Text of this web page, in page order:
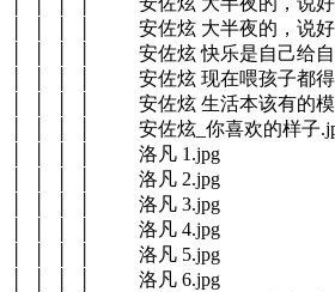
│ │ │ │ 安佐炫 大半夜的，说好
│ │ │ │ 安佐炫 快乐是自己给自
│ │ │ │ 安佐炫 现在喂孩子都得
│ │ │ │ 安佐炫 生活本该有的模
│ │ │ │ 安佐炫_你喜欢的样子
│ │ │ │ 洛凡 1.jpg
│ │ │ │ 洛凡 2.jpg
│ │ │ │ 洛凡 3.jpg
│ │ │ │ 洛凡 4.jpg
│ │ │ │ 洛凡 5.jpg
│ │ │ │ 洛凡 6.jpg